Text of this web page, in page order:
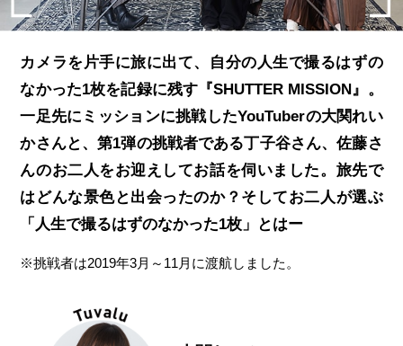
カメラを片手に旅に出て、自分の人生で撮るはずの
なかった1枚を記録に残す『SHUTTER MISSION』。
一足先にミッションに挑戦したYouTuberの大関れい
かさんと、第1弾の挑戦者である丁子谷さん、佐藤さ
んのお二人をお迎えしてお話を伺いました。 旅先で
はどんな景色と出会ったのか？ そしてお二人が選ぶ
「人生で撮るはずのなかった1枚」とはー
※挑戦者は2019年3月～11月に渡航しました。